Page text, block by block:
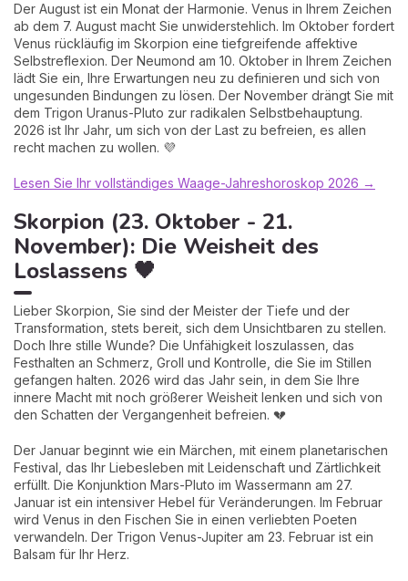
Der August ist ein Monat der Harmonie. Venus in Ihrem Zeichen
ab dem 7. August macht Sie unwiderstehlich. Im Oktober fordert
Venus rückläufig im Skorpion eine tiefgreifende affektive
Selbstreflexion. Der Neumond am 10. Oktober in Ihrem Zeichen
lädt Sie ein, Ihre Erwartungen neu zu definieren und sich von
ungesunden Bindungen zu lösen. Der November drängt Sie mit
dem Trigon Uranus-Pluto zur radikalen Selbstbehauptung.
2026 ist Ihr Jahr, um sich von der Last zu befreien, es allen
recht machen zu wollen. 💜
Lesen Sie Ihr vollständiges Waage-Jahreshoroskop 2026 →
Skorpion (23. Oktober - 21.
November): Die Weisheit des
Loslassens 🖤
Lieber Skorpion, Sie sind der Meister der Tiefe und der
Transformation, stets bereit, sich dem Unsichtbaren zu stellen.
Doch Ihre stille Wunde? Die Unfähigkeit loszulassen, das
Festhalten an Schmerz, Groll und Kontrolle, die Sie im Stillen
gefangen halten. 2026 wird das Jahr sein, in dem Sie Ihre
innere Macht mit noch größerer Weisheit lenken und sich von
den Schatten der Vergangenheit befreien. 💔
Der Januar beginnt wie ein Märchen, mit einem planetarischen
Festival, das Ihr Liebesleben mit Leidenschaft und Zärtlichkeit
erfüllt. Die Konjunktion Mars-Pluto im Wassermann am 27.
Januar ist ein intensiver Hebel für Veränderungen. Im Februar
wird Venus in den Fischen Sie in einen verliebten Poeten
verwandeln. Der Trigon Venus-Jupiter am 23. Februar ist ein
Balsam für Ihr Herz.